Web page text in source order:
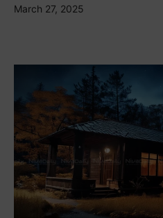
March 27, 2025